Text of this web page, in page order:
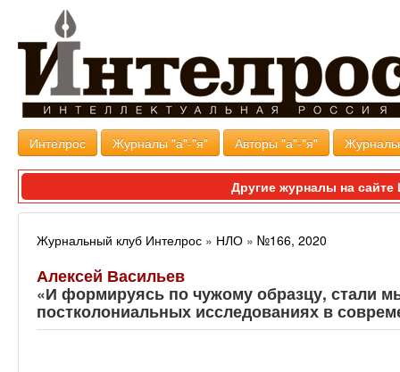
Интелрос Журналы "а"-"я" Авторы "а"-"я"
Другие журналы на
Журнальный клуб Интелрос » НЛО » №166, 2020
Алексей Васильев
«И формируясь по чужому образцу, стали
постколониальных исследованиях в